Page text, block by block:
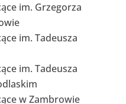
im. Grzegorza
im. Tadeusza
im. Tadeusza
w Zambrowie